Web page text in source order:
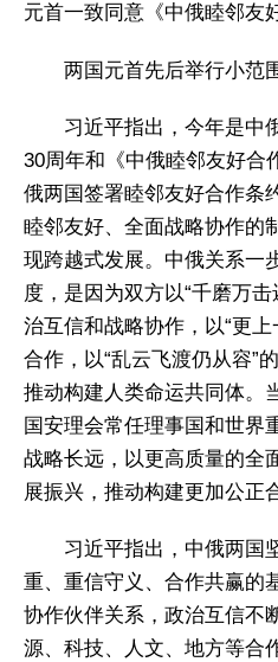
元首一致同意《中俄睦邻友
两国元首先后举行小范
习近平指出，今年是中
30周年和《中俄睦邻友好合
俄两国签署睦邻友好合作条
睦邻友好、全面战略协作的
现跨越式发展。中俄关系一
度，是因为双方以“千磨万
治互信和战略协作，以“更
合作，以“乱云飞渡仍从容”
推动构建人类命运共同体。
国安理会常任理事国和世界
战略长远，以更高质量的全
展振兴，推动构建更加公正
习近平指出，中俄两国
重、重信守义、合作共赢的
协作伙伴关系，政治互信不
源、科技、人文、地方等合